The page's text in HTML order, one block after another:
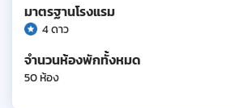
มาตรฐานโรงแรม
4 ดาว
จำนวนห้องพักทั้งหมด
50 ห้อง